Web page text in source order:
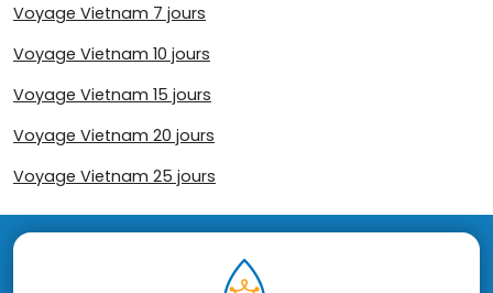
Voyage Vietnam 7 jours
Voyage Vietnam 10 jours
Voyage Vietnam 15 jours
Voyage Vietnam 20 jours
Voyage Vietnam 25 jours